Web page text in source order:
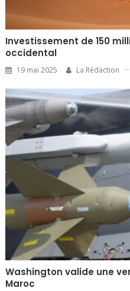
Investissement de 150
occidental
19 mai 2025 La Rédaction
Washington valide une
Maroc